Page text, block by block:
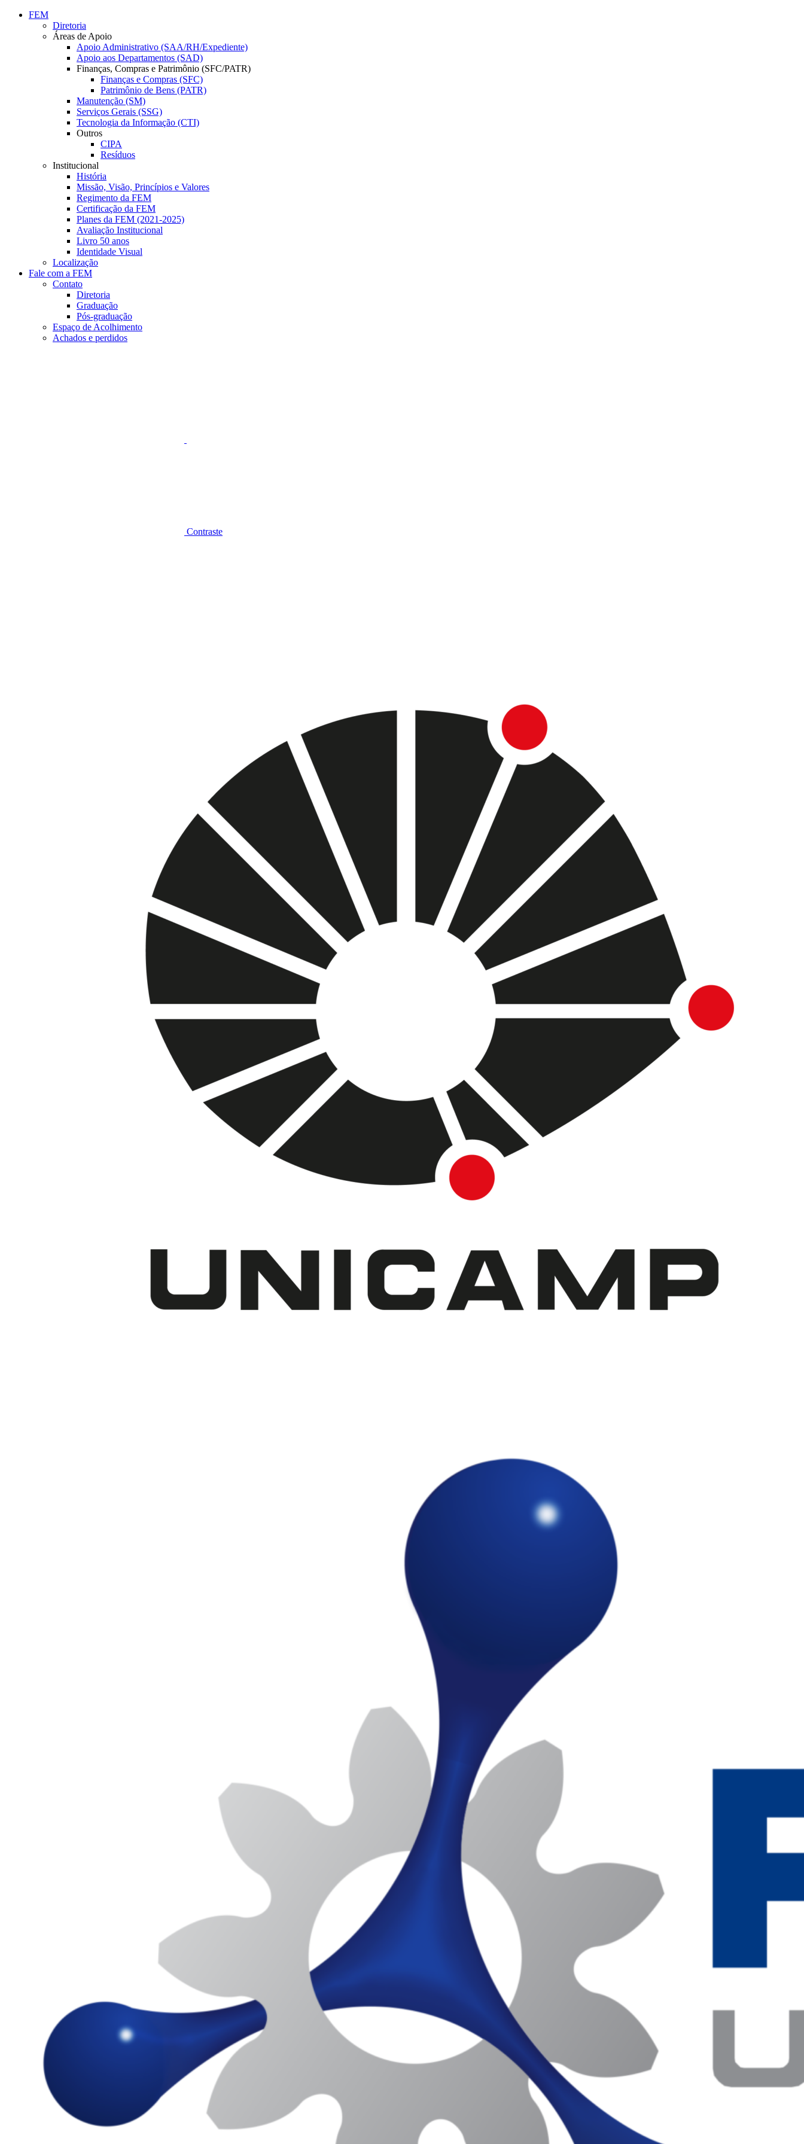
Conteúdo principal
FEM
Diretoria
Áreas de Apoio
Apoio Administrativo (SAA/RH/Expediente)
Apoio aos Departamentos (SAD)
Finanças, Compras e Patrimônio (SFC/PATR)
Finanças e Compras (SFC)
Patrimônio de Bens (PATR)
Manutenção (SM)
Serviços Gerais (SSG)
Tecnologia da Informação (CTI)
Outros
CIPA
Resíduos
Institucional
História
Missão, Visão, Princípios e Valores
Regimento da FEM
Certificação da FEM
Planes da FEM (2021-2025)
Avaliação Institucional
Livro 50 anos
Identidade Visual
Localização
Fale com a FEM
Contato
Diretoria
Graduação
Pós-graduação
Espaço de Acolhimento
Achados e perdidos
Contraste